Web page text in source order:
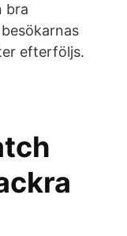
bra
efterföljs.